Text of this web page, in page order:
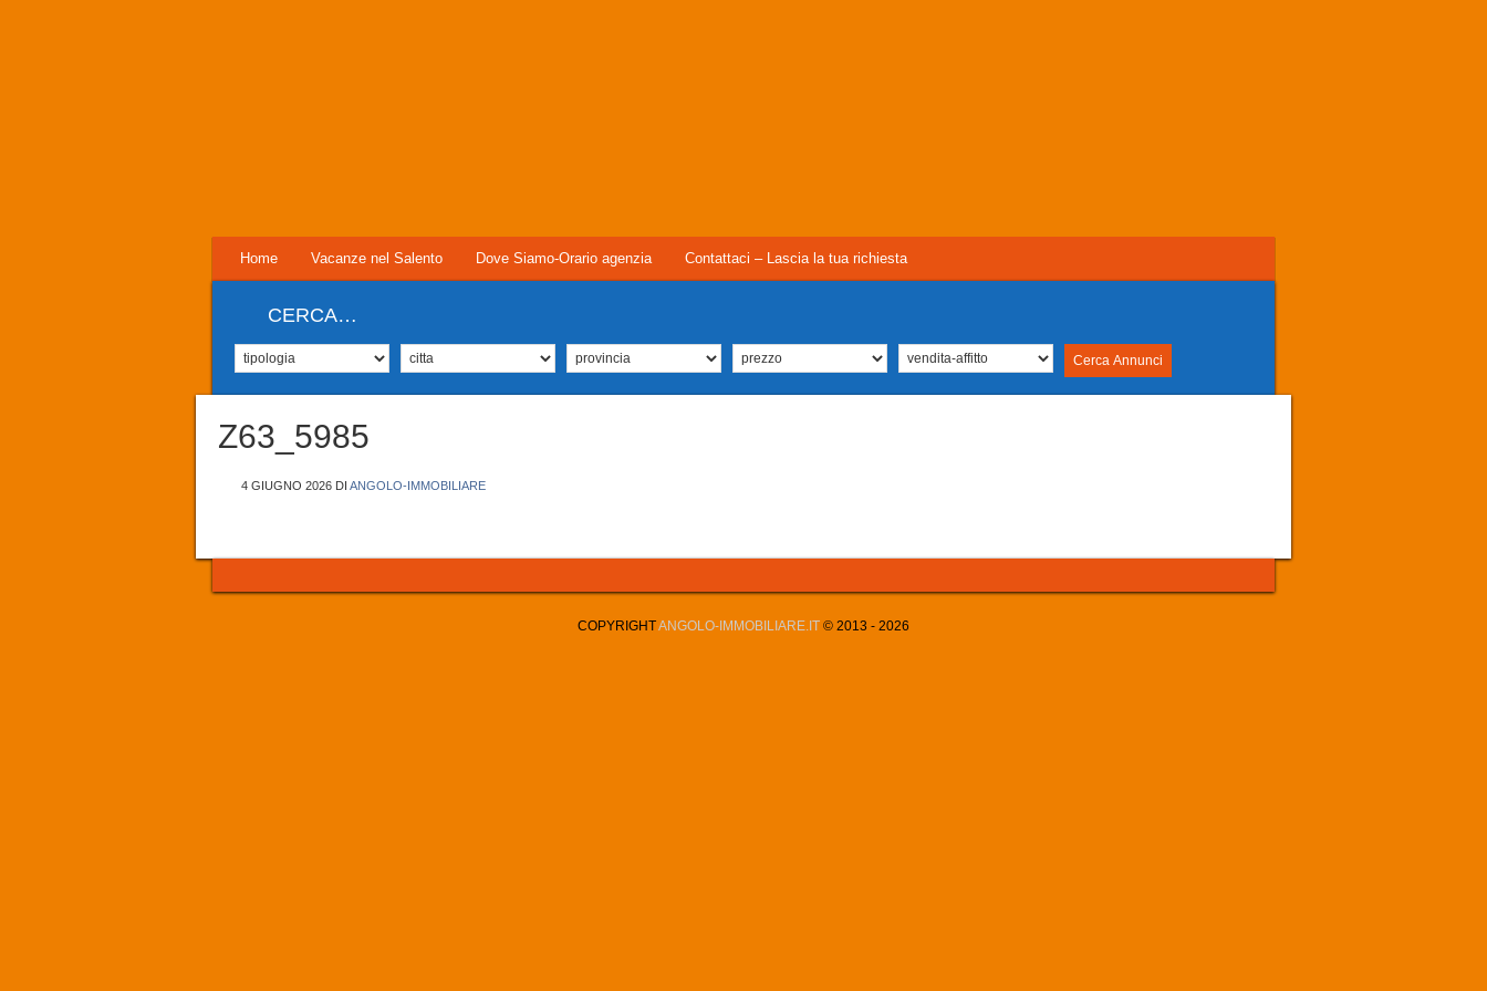
Home Vacanze nel Salento Dove Siamo-Orario agenzia Contattaci – Lascia la tua richiesta
CERCA…
Z63_5985
4 GIUGNO 2026 DI ANGOLO-IMMOBILIARE
COPYRIGHTANGOLO-IMMOBILIARE.IT © 2013 - 2026